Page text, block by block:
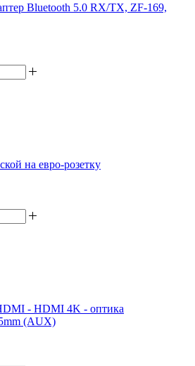
Bluetooth 5.0 RX/TX, ZF-169,
на евро-розетку
- HDMI 4K - оптика
(AUX)